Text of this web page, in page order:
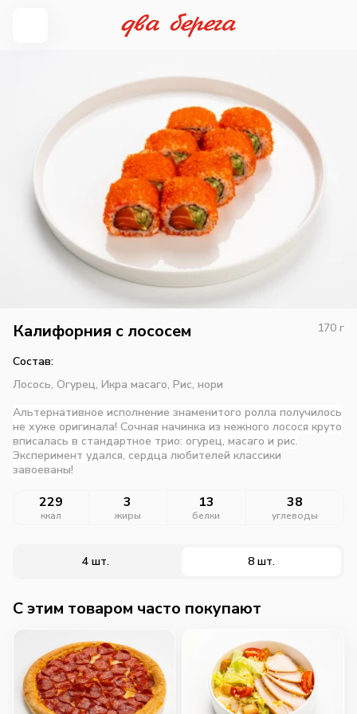
Калифорния с лососем 170 г
Состав:
Лосось, Огурец, Икра масаго, Рис, нори
Альтернативное исполнение знаменитого ролла получилось
не хуже оригинала! Сочная начинка из нежного лосося круто
вписалась в стандартное трио: огурец, масаго и рис.
Эксперимент удался, сердца любителей классики
завоеваны!
229
ккал
3
жиры
13
белки
38
углеводы
4 шт. 8 шт.
C этим товаром часто покупают